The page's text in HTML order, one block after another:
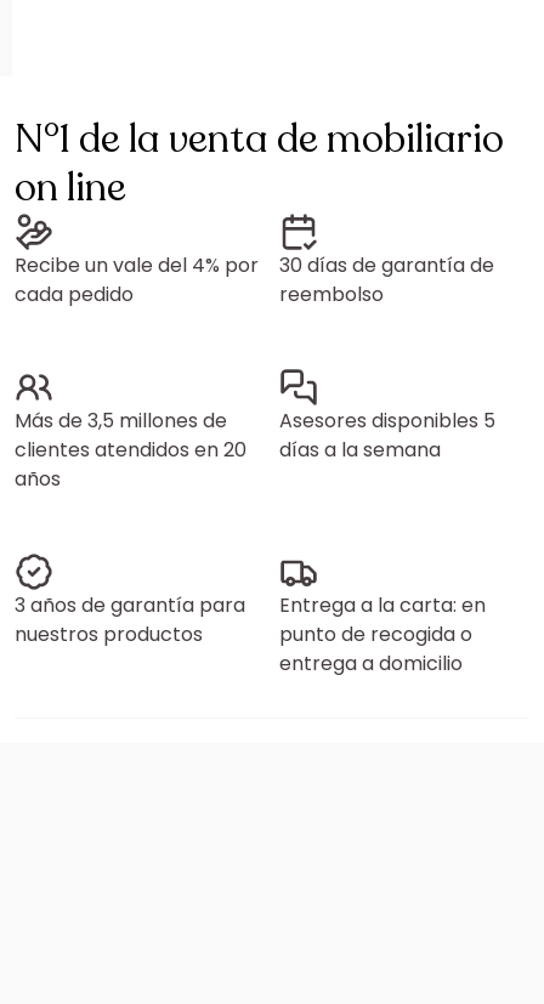
N°1 de la venta de mobiliario
on line
Recibe un vale del 4% por
cada pedido
30 días de garantía de
reembolso
Más de 3,5 millones de
clientes atendidos en 20
años
Asesores disponibles 5
días a la semana
3 años de garantía para
nuestros productos
Entrega a la carta: en
punto de recogida o
entrega a domicilio